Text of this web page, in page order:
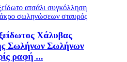
Χάλυβας
Σωλήνων Σωλήνων
ραφή ...